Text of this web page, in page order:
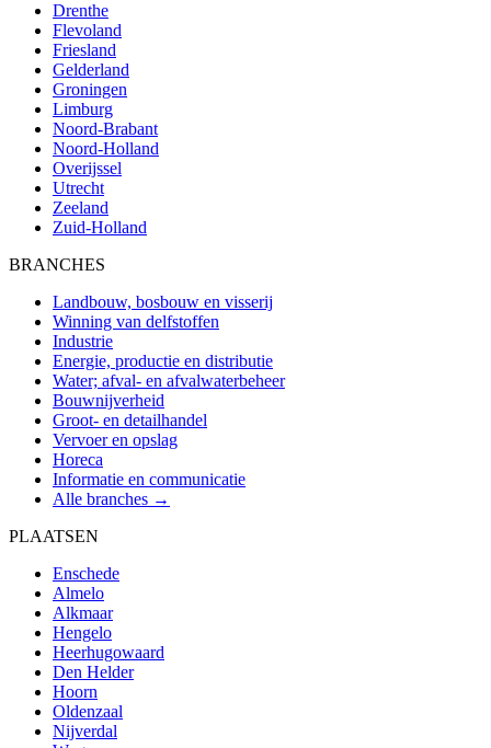
Drenthe
Flevoland
Friesland
Gelderland
Groningen
Limburg
Noord-Brabant
Noord-Holland
Overijssel
Utrecht
Zeeland
Zuid-Holland
BRANCHES
Landbouw, bosbouw en visserij
Winning van delfstoffen
Industrie
Energie, productie en distributie
Water; afval- en afvalwaterbeheer
Bouwnijverheid
Groot- en detailhandel
Vervoer en opslag
Horeca
Informatie en communicatie
Alle branches →
PLAATSEN
Enschede
Almelo
Alkmaar
Hengelo
Heerhugowaard
Den Helder
Hoorn
Oldenzaal
Nijverdal